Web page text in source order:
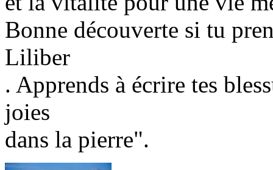
Bonne découverte si tu
Liliber
. Apprends à écrire tes
joies
dans la pierre".